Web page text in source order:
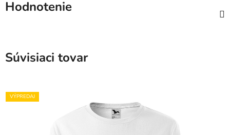
Hodnotenie
Súvisiaci tovar
VÝPREDAJ